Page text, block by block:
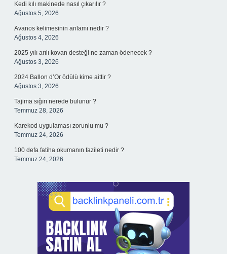
Kedi kılı makinede nasıl çıkarılır ?
Ağustos 5, 2026
Avanos kelimesinin anlamı nedir ?
Ağustos 4, 2026
2025 yılı arılı kovan desteği ne zaman ödenecek ?
Ağustos 3, 2026
2024 Ballon d’Or ödülü kime aittir ?
Ağustos 3, 2026
Tajima sığırı nerede bulunur ?
Temmuz 28, 2026
Karekod uygulaması zorunlu mu ?
Temmuz 24, 2026
100 defa fatiha okumanın fazileti nedir ?
Temmuz 24, 2026